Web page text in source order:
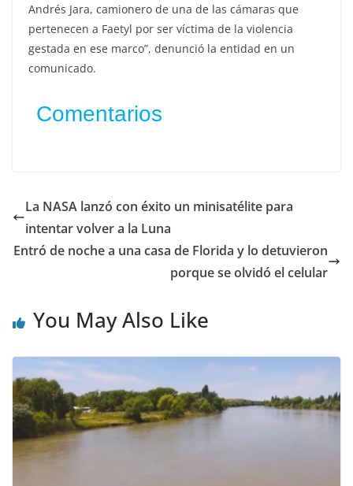
Andrés Jara, camionero de una de las cámaras que
pertenecen a Faetyl por ser víctima de la violencia
gestada en ese marco”, denunció la entidad en un
comunicado.
Comentarios
La NASA lanzó con éxito un minisatélite para
intentar volver a la Luna
Entró de noche a una casa de Florida y lo detuvieron
porque se olvidó el celular
You May Also Like